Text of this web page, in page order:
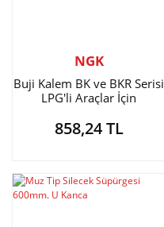
NGK
Buji Kalem BK ve BKR Serisi
LPG'li Araçlar İçin
858,24 TL